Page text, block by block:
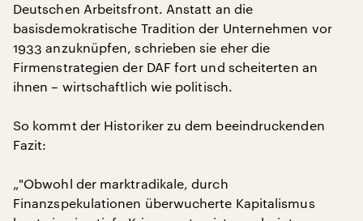
Deutschen Arbeitsfront. Anstatt an die
basisdemokratische Tradition der Unternehmen vor
1933 anzuknüpfen, schrieben sie eher die
Firmenstrategien der DAF fort und scheiterten an
ihnen – wirtschaftlich wie politisch.
So kommt der Historiker zu dem beeindruckenden
Fazit:
„"Obwohl der marktradikale, durch
Finanzspekulationen überwucherte Kapitalismus